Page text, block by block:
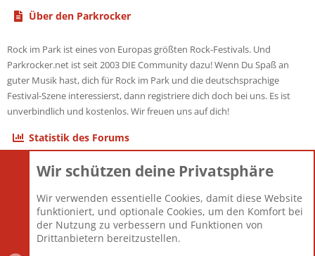
Über den Parkrocker
Rock im Park ist eines von Europas größten Rock-Festivals. Und
Parkrocker.net ist seit 2003 DIE Community dazu! Wenn Du Spaß an
guter Musik hast, dich für Rock im Park und die deutschsprachige
Festival-Szene interessierst, dann registriere dich doch bei uns. Es ist
unverbindlich und kostenlos. Wir freuen uns auf dich!
Statistik des Forums
Themen
Mitglieder
12.425
Neuestes Mitglied
Toddster85
Wir schützen deine Privatsphäre
Wir verwenden essentielle Cookies, damit diese Website
funktioniert, und optionale Cookies, um den Komfort bei
der Nutzung zu verbessern und Funktionen von
Drittanbietern bereitzustellen.